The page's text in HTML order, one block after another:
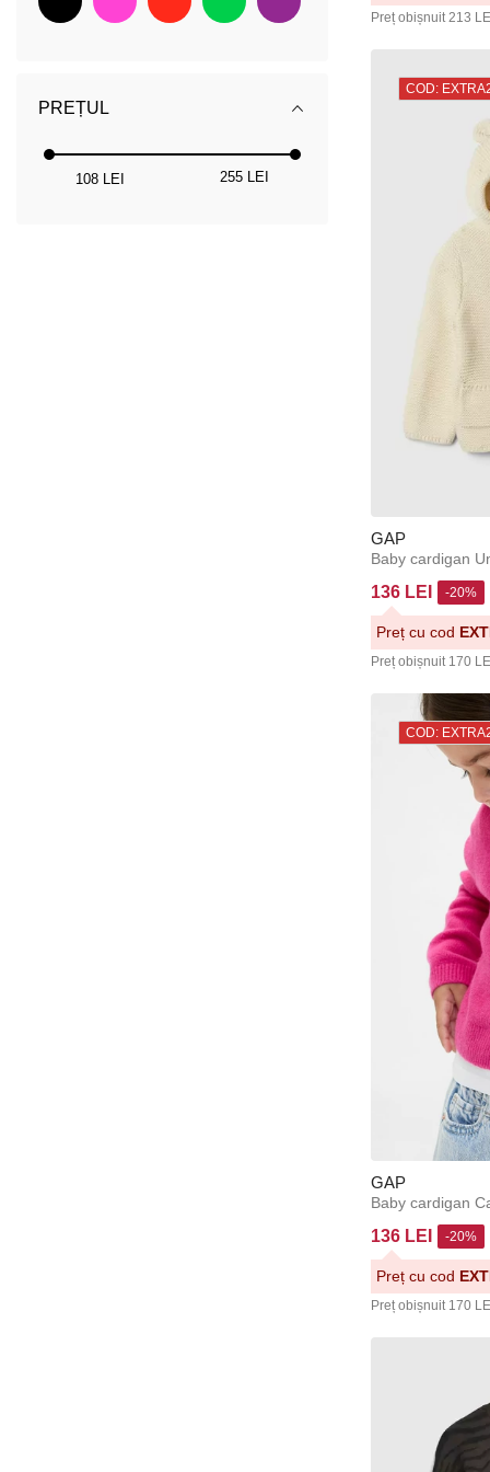
Preț obișnuit 213 LEI
COD:
GAP
Baby cardigan
136 LEI
Preț obișnuit 170
-20%
Preț cu cod
COD:
GAP
Baby cardigan
136 LEI
Preț obișnuit 170
-20%
Preț cu cod
PREȚUL
108 LEI 255 LEI